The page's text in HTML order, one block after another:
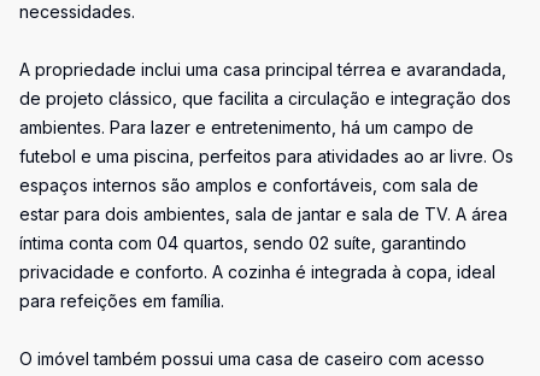
necessidades.
A propriedade inclui uma casa principal térrea e avarandada,
de projeto clássico, que facilita a circulação e integração dos
ambientes. Para lazer e entretenimento, há um campo de
futebol e uma piscina, perfeitos para atividades ao ar livre. Os
espaços internos são amplos e confortáveis, com sala de
estar para dois ambientes, sala de jantar e sala de TV. A área
íntima conta com 04 quartos, sendo 02 suíte, garantindo
privacidade e conforto. A cozinha é integrada à copa, ideal
para refeições em família.
O imóvel também possui uma casa de caseiro com acesso